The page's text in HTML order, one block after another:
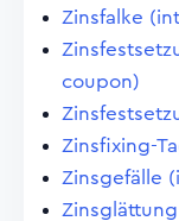
Zinsfalke
coupon)
Zinsfixing-
Zinsgefälle